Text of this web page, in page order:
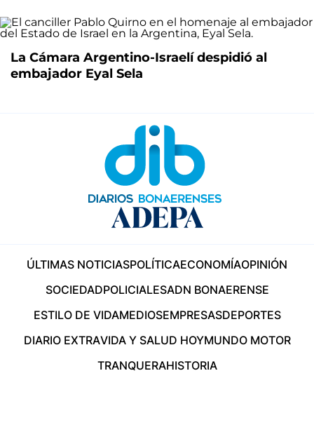
La Cámara Argentino-Israelí despidió al
embajador Eyal Sela
ÚLTIMAS NOTICIASPOLÍTICAECONOMÍAOPINIÓN
SOCIEDADPOLICIALESADN BONAERENSE
ESTILO DE VIDAMEDIOSEMPRESASDEPORTES
DIARIO EXTRAVIDA Y SALUD HOYMUNDO MOTOR
TRANQUERAHISTORIA